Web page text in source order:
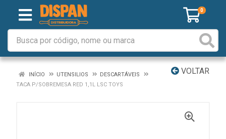
0
VOLTAR
INÍCIO UTENSILIOS
DESCARTÁVEIS
TACA P/SOBREMESA RED 1,1L LSC TOYS